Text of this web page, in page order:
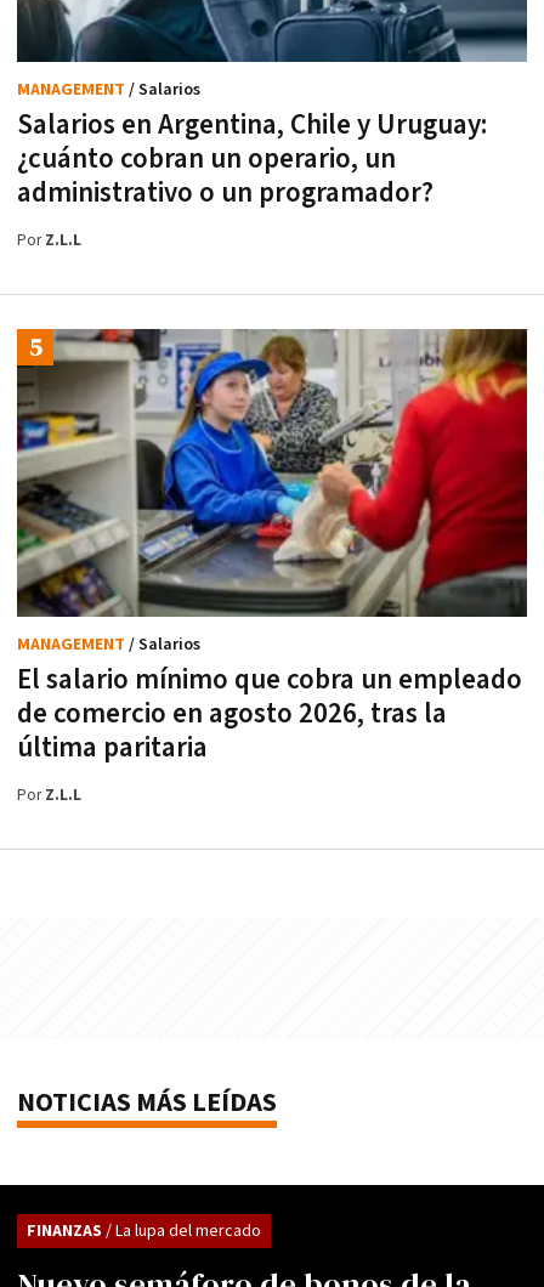
Salarios en Argentina, Chile y Uruguay:
¿cuánto cobran un operario, un
administrativo o un programador?
MANAGEMENT / Salarios
PorZ.L.L
El salario mínimo que cobra un empleado
de comercio en agosto 2026, tras la
última paritaria
MANAGEMENT / Salarios
PorZ.L.L
NOTICIAS MÁS LEÍDAS
FINANZAS / La lupa del mercado